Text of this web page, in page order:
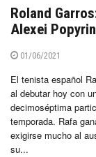
Roland
Alexei Popyrin
01/06/2021
El tenista español
al debutar hoy con
decimoséptima
temporada. Rafa
exigirse mucho al
su...